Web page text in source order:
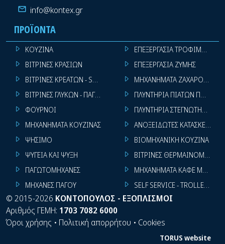
info@kontex.gr
ΠΡΟΪΌΝΤΑ
ΚΟΥΖΙΝΑ
ΒΙΤΡΙΝΕΣ ΚΡΑΣΙΩΝ
ΒΙΤΡΙΝΕΣ ΚΡΕΑΤΩΝ - SUPER MARKET
ΒΙΤΡΙΝΕΣ ΓΛΥΚΩΝ - ΠΑΓΩΤΩΝ
ΦΟΥΡΝΟΙ
ΜΗΧΑΝΗΜΑΤΑ ΚΟΥΖΙΝΑΣ
ΨΗΣΙΜΟ
ΨΥΓΕΙΑ ΚΑΙ ΨΥΞΗ
ΠΑΓΩΤΟΜΗΧΑΝΕΣ
ΜΗΧΑΝΕΣ ΠΑΓΟΥ
ΕΠΕΞΕΡΓΑΣΙΑ ΤΡΟΦΙΜΩΝ
ΕΠΕΞΕΡΓΑΣΙΑ ΖΥΜΗΣ
ΜΗΧΑΝΗΜΑΤΑ
ΠΛΥΝΤΗΡΙΑ ΠΙΑΤΩΝ
ΠΛΥΝΤΗΡΙΑ ΣΤΕΓΝΩΤΗΡΙΑ
ΑΝΟΞΕΙΔΩΤΕΣ ΚΑΤΑΣΚΕΥΕΣ
ΒΙΟΜΗΧΑΝΙΚΗ ΚΟΥΖΙΝΑ
ΒΙΤΡΙΝΕΣ ΘΕΡΜΑΙΝΟΜΕΝΕΣ
ΜΗΧΑΝΗΜΑΤΑ ΚΑΦΕ ΜΠΑΡ
SELF SERVICE - TROLLEY -
© 2015-2026 ΚΟΝΤΟΠΟΥΛΟΣ - ΕΞΟΠΛΙΣΜΟΙ
Αριθμός ΓΕΜΗ: 1703 7082 6000
Όροι χρήσης • Πολιτική απορρήτου • Cookies
TORUS website